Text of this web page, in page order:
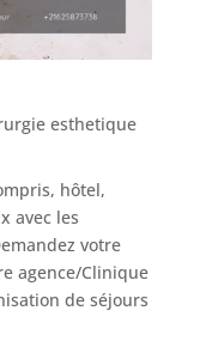
esthetique
hôtel,
avec les
votre
agence/Clinique
de séjours